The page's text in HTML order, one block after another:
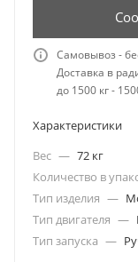
Самовывоз -
Доставка в
до 1500 кг -
Характеристики
Вес — 72 кг
Количество в
Тип изделия —
Тип двигателя —
Тип запуска —